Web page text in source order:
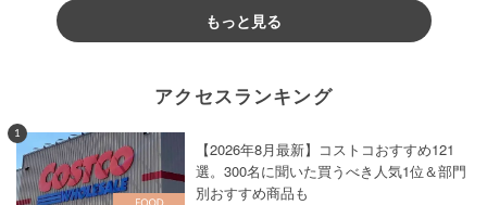
もっと見る
アクセスランキング
1
【2026年8月最新】コストコおすすめ121
選。300名に聞いた買うべき人気1位＆部門
別おすすめ商品も